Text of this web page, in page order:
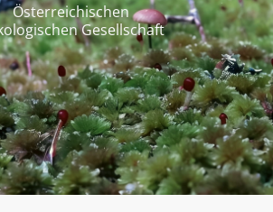
Österreichischen
Gesellschaft